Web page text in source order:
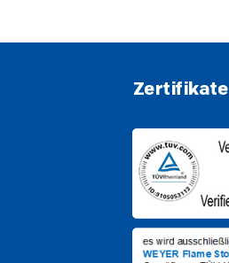
Zertifikate